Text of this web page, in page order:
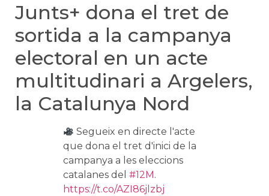
Junts+ dona el tret de
sortida a la campanya
electoral en un acte
multitudinari a Argelers,
la Catalunya Nord
Segueix en directe l'acte
que dona el tret d'inici de la
campanya a les eleccions
catalanes del #12M .
https://t.co/AZI86jlzbj